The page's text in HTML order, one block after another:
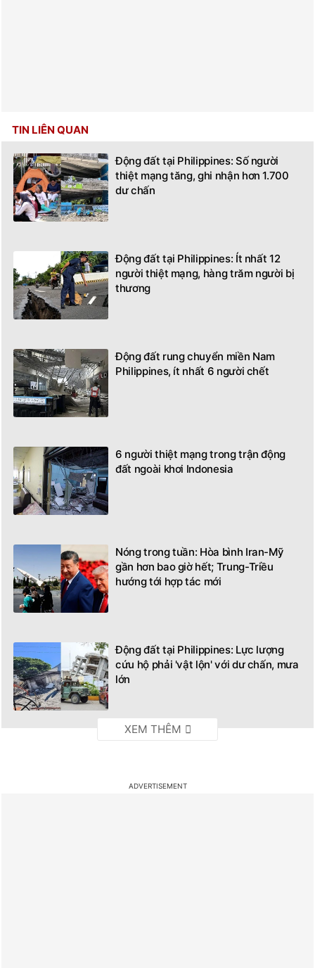
TIN LIÊN QUAN
Động đất tại Philippines: Số người
thiệt mạng tăng, ghi nhận hơn 1.700
dư chấn
Động đất tại Philippines: Ít nhất 12
người thiệt mạng, hàng trăm người bị
thương
Động đất rung chuyển miền Nam
Philippines, ít nhất 6 người chết
6 người thiệt mạng trong trận động
đất ngoài khơi Indonesia
Nóng trong tuần: Hòa bình Iran-Mỹ
gần hơn bao giờ hết; Trung-Triều
hướng tới hợp tác mới
Động đất tại Philippines: Lực lượng
cứu hộ phải 'vật lộn' với dư chấn, mưa
lớn